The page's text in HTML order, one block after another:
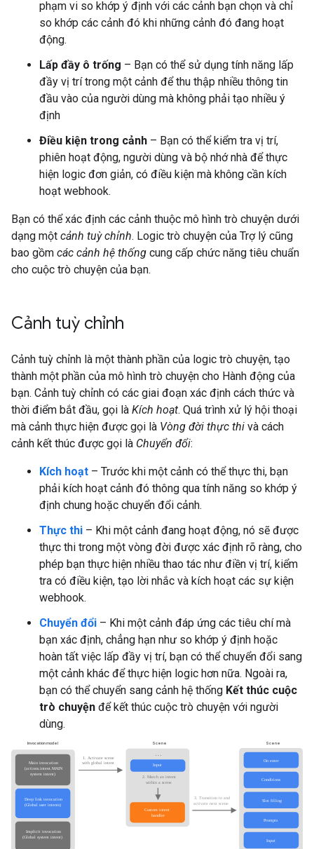
phạm vi so khớp ý định với các cảnh bạn chọn và chỉ
so khớp các cảnh đó khi những cảnh đó đang hoạt
động.
Lấp đầy ô trống – Bạn có thể sử dụng tính năng lấp
đầy vị trí trong một cảnh để thu thập nhiều thông tin
đầu vào của người dùng mà không phải tạo nhiều ý
định
Điều kiện trong cảnh – Bạn có thể kiểm tra vị trí,
phiên hoạt động, người dùng và bộ nhớ nhà để thực
hiện logic đơn giản, có điều kiện mà không cần kích
hoạt webhook.
Bạn có thể xác định các cảnh thuộc mô hình trò chuyện dưới
dạng một cảnh tuỳ chỉnh. Logic trò chuyện của Trợ lý cũng
bao gồm các cảnh hệ thống cung cấp chức năng tiêu chuẩn
cho cuộc trò chuyện của bạn.
Cảnh tuỳ chỉnh
Cảnh tuỳ chỉnh là một thành phần của logic trò chuyện, tạo
thành một phần của mô hình trò chuyện cho Hành động của
bạn. Cảnh tuỳ chỉnh có các giai đoạn xác định cách thức và
thời điểm bắt đầu, gọi là Kích hoạt. Quá trình xử lý hội thoại
mà cảnh thực hiện được gọi là Vòng đời thực thi và cách
cảnh kết thúc được gọi là Chuyển đổi:
Kích hoạt – Trước khi một cảnh có thể thực thi, bạn
phải kích hoạt cảnh đó thông qua tính năng so khớp ý
định chung hoặc chuyển đổi cảnh.
Thực thi – Khi một cảnh đang hoạt động, nó sẽ được
thực thi trong một vòng đời được xác định rõ ràng, cho
phép bạn thực hiện nhiều thao tác như điền vị trí, kiểm
tra có điều kiện, tạo lời nhắc và kích hoạt các sự kiện
webhook.
Chuyển đổi – Khi một cảnh đáp ứng các tiêu chí mà
bạn xác định, chẳng hạn như so khớp ý định hoặc
hoàn tất việc lấp đầy vị trí, bạn có thể chuyển đổi sang
một cảnh khác để thực hiện logic hơn nữa. Ngoài ra,
bạn có thể chuyển sang cảnh hệ thống Kết thúc cuộc
trò chuyện để kết thúc cuộc trò chuyện với người
dùng.